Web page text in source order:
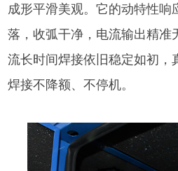
成形平滑美观。它的动特性响
落，收弧干净，电流输出精准
流长时间焊接依旧稳定如初，
焊接不降额、不停机。